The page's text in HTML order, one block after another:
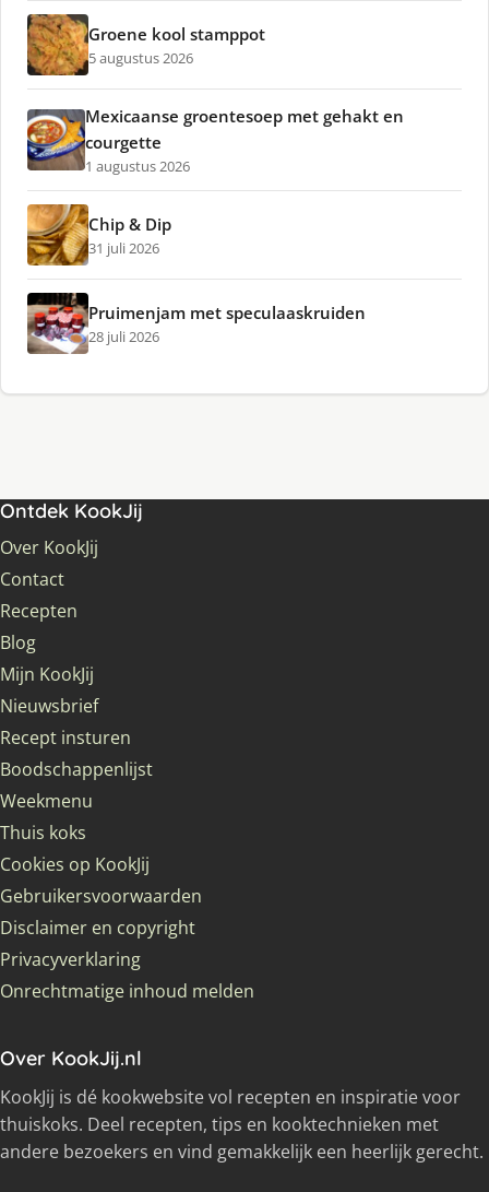
Groene kool stamppot
5 augustus 2026
Mexicaanse groentesoep met gehakt en
courgette
1 augustus 2026
Chip & Dip
31 juli 2026
Pruimenjam met speculaaskruiden
28 juli 2026
Ontdek KookJij
Over KookJij
Contact
Recepten
Blog
Mijn KookJij
Nieuwsbrief
Recept insturen
Boodschappenlijst
Weekmenu
Thuis koks
Cookies op KookJij
Gebruikersvoorwaarden
Disclaimer en copyright
Privacyverklaring
Onrechtmatige inhoud melden
Over KookJij.nl
KookJij is dé kookwebsite vol recepten en inspiratie voor
thuiskoks. Deel recepten, tips en kooktechnieken met
andere bezoekers en vind gemakkelijk een heerlijk gerecht.